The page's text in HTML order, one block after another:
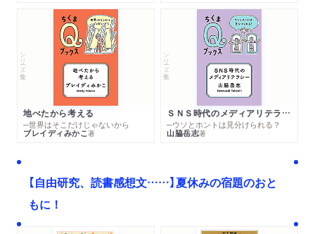
シリーズ・全集
地べたから考える
─世界はそこだけじゃないから
ブレイディみかこ著
シリーズ・全集
ＳＮＳ時代のメディアリテラシー
─ウソとホントは見分けられる？
山脇岳志著
【自由研究、読書感想文……】夏休みの宿題のおと
もに！